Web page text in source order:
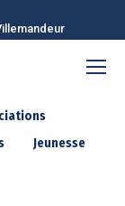
Jeunesse